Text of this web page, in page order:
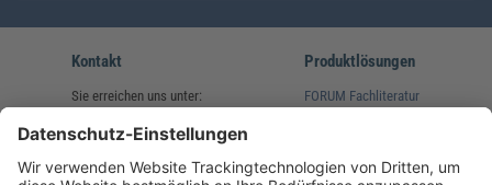
Kontakt
Sie erreichen uns unter:
(08233) 38 11 23
service@forum-verlag.com
Produktlösungen
FORUM Fachliteratur